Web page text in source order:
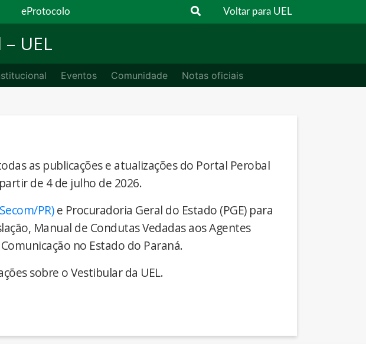
eProtocolo Voltar para UEL
UEL
Eventos Comunidade Notas oficiais
as publicações e atualizações do Portal Perobal
de 4 de julho de 2026.
PR)e Procuradoria Geral do Estado (PGE) para
Manual de Condutas Vedadas aos Agentes
no Estado do Paraná.
sobre o Vestibular da UEL.